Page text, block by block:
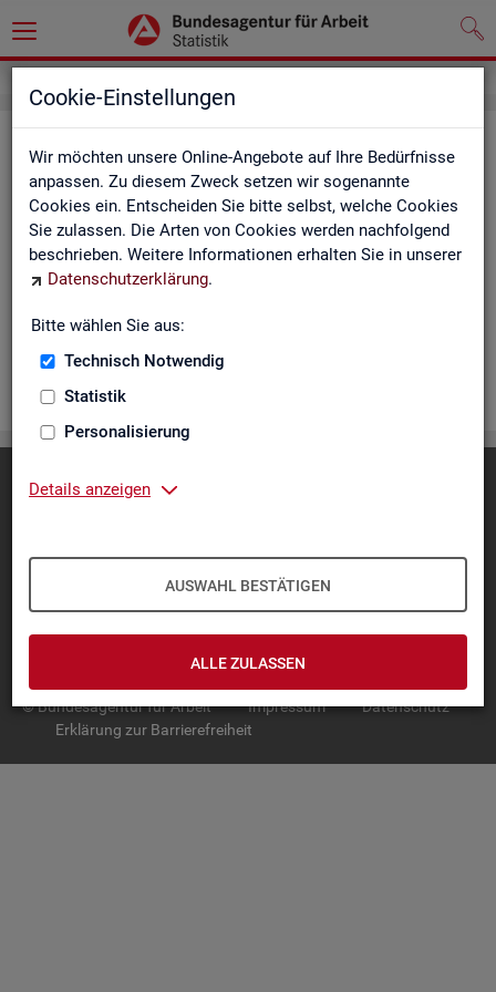
Cookie-Einstellungen
Wir möchten unsere Online-Angebote auf Ihre Bedürfnisse
anpassen. Zu diesem Zweck setzen wir sogenannte
Cookies ein. Entscheiden Sie bitte selbst, welche Cookies
Sie zulassen. Die Arten von Cookies werden nachfolgend
beschrieben. Weitere Informationen erhalten Sie in unserer
Datenschutzerklärung.
Bitte wählen Sie aus:
Technisch Notwendig
Statistik
Personalisierung
Details anzeigen
AUSWAHL BESTÄTIGEN
ALLE ZULASSEN
Rea­li­sier­te Kurz­ar­beit (hoch­ge­rech­
net) - Deutsch­land, Län­der, Re­gio­
nal­di­rek­tio­nen, Agen­tu­ren für Ar­beit
und Krei­se (Mo­nats­zah­len)
nen über Be­stand, Be­trie­be / Be­triebs­grö­ße, Kurz­ar­bei­ter­geld,
Kurz­ar­bei­ter­quo­te und wei­te­re Merk­ma­le.
IN­TER­AK­TI­VE STA­TIS­TI­KEN
GRUND­LA­GEN
© Bundesagentur für Arbeit Impressum
Datenschutz
Erklärung zur Barrierefreiheit